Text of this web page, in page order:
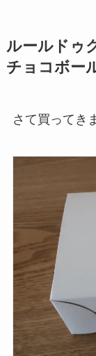
ルールドゥ
チョコボー
さて買ってき